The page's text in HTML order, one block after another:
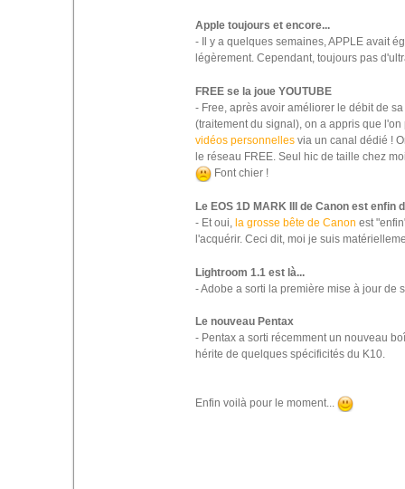
Apple toujours et encore...
- Il y a quelques semaines, APPLE avait
légèrement. Cependant, toujours pas
FREE se la joue YOUTUBE
- Free, après avoir améliorer le débit de
(traitement du signal), on a appris que
vidéos personnellesvia un canal dédié !
le réseau FREE. Seul hic de taille chez
Font chier !
Le EOS 1D MARK III de Canon est enfin
- Et oui, la grosse bête de Canon est
l'acquérir. Ceci dit, moi je suis
Lightroom 1.1 est là...
- Adobe a sorti la première mise à jour de
Le nouveau Pentax
- Pentax a sorti récemment un nouveau
hérite de quelques spécificités du K10.
Enfin voilà pour le moment...